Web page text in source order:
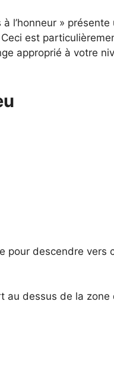
l’honneur » présente
est
approprié à votre
pour descendre vers
au dessus de la zone